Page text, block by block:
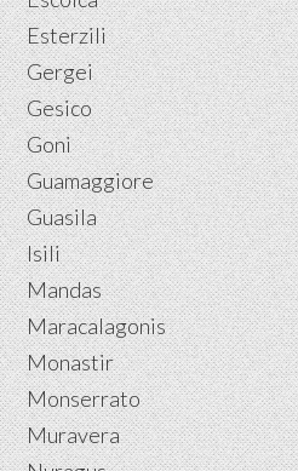
Esterzili
Gergei
Gesico
Goni
Guamaggiore
Guasila
Isili
Mandas
Maracalagonis
Monastir
Monserrato
Muravera